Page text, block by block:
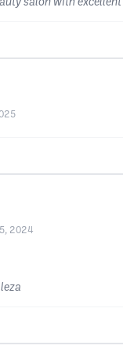
salon with
2024